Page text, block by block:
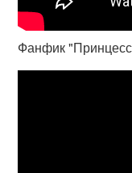
Фанфик